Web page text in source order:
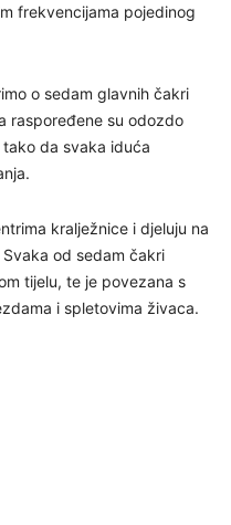
frekvencijama pojedinog
o sedam glavnih čakri
raspoređene su odozdo
da svaka iduća
kralježnice i djeluju na
od sedam čakri
tijelu, te je povezana s
i spletovima živaca.